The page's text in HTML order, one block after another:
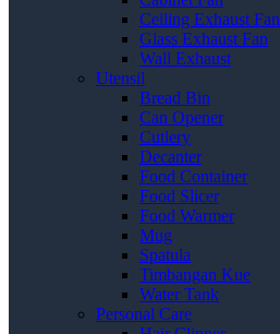
Ceiling Exhaust Fan
Glass Exhaust Fan
Wall Exhaust
Utensil
Bread Bin
Can Opener
Cutlery
Decanter
Food Container
Food Slicer
Food Warmer
Mug
Spatula
Timbangan Kue
Water Tank
Personal Care